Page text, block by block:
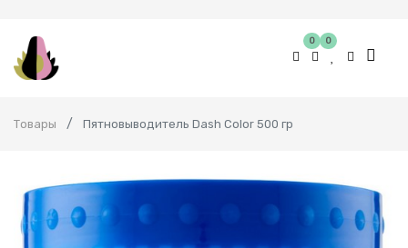
0 0
Товары Пятновыводитель Dash Color 500 гр